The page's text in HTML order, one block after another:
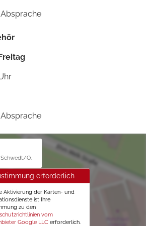
O.
erforderlich
Aktivierung der Karten- und
ist Ihre
zu den
vom
Google LLC erforderlich.